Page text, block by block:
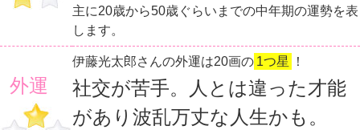
主に20歳から50歳ぐらいまでの中年期の運勢を表
します。
外運
伊藤光太郎さんの外運は20画の 1つ星 ！
社交が苦手。人とは違った才能
があり波乱万丈な人生かも。